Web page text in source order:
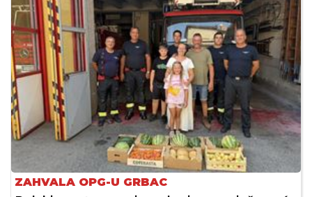
ZAHVALA OPG-U GRBAC